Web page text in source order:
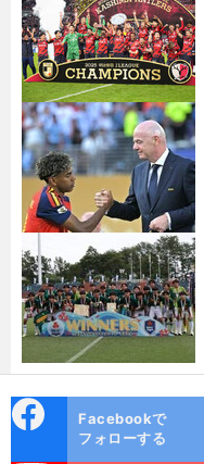
ok
Facebookで
フォローする